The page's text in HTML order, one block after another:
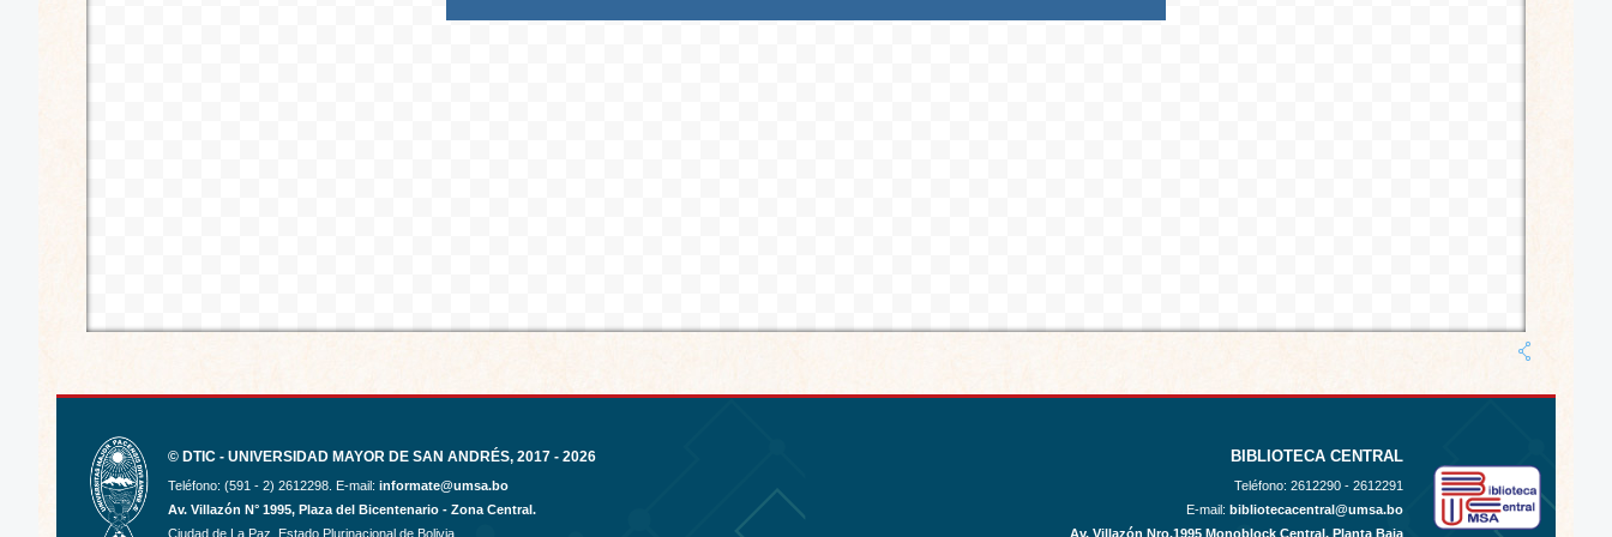
© DTIC - UNIVERSIDAD MAYOR DE SAN ANDRÉS, 2017 - 2026
Teléfono: (591 - 2) 2612298. E-mail: informate@umsa.bo
Av. Villazón N° 1995, Plaza del Bicentenario - Zona Central.
Ciudad de La Paz. Estado Plurinacional de Bolivia
BIBLIOTECA CENTRAL
Teléfono: 2612290 - 2612291
E-mail: bibliotecacentral@umsa.bo
Av. Villazón Nro.1995 Monoblock Central, Planta Baja